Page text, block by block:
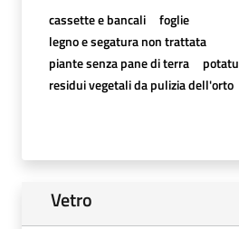
cassette e bancali
foglie
legno e segatura non trattata
piante senza pane di terra
residui vegetali da pulizia dell'orto
Vetro